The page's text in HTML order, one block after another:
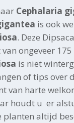
Cephalaria
is ook
. Deze
ongeveer
is niet
of tips over
van harte
houdt u er
planten altijd